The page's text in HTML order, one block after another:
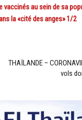
vaccinés au sein de sa
la «cité des anges» 1/2
THAÏLANDE –
vols